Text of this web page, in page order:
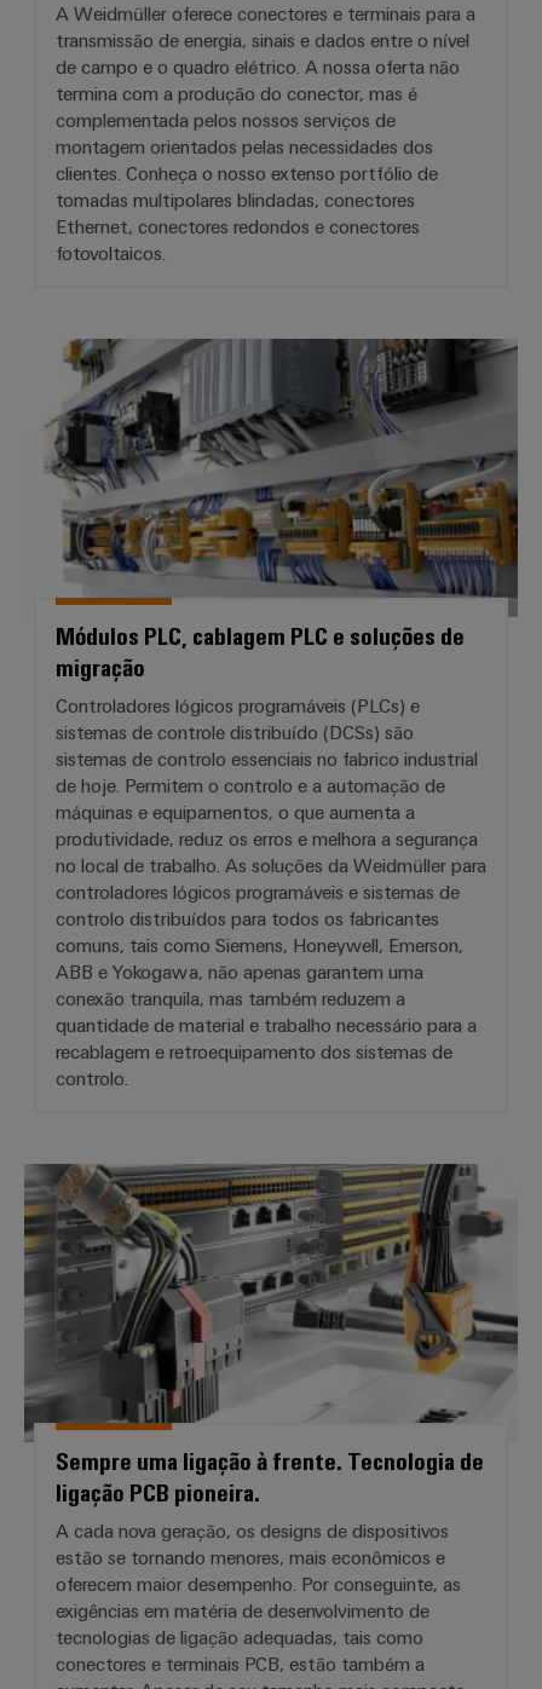
A Weidmüller oferece conectores e terminais para a
transmissão de energia, sinais e dados entre o nível
de campo e o quadro elétrico. A nossa oferta não
termina com a produção do conector, mas é
complementada pelos nossos serviços de
montagem orientados pelas necessidades dos
clientes. Conheça o nosso extenso portfólio de
tomadas multipolares blindadas, conectores
Ethernet, conectores redondos e conectores
fotovoltaicos.
Módulos PLC, cablagem PLC e
Módulos PLC, cablagem PLC e soluções de
migração
Controladores lógicos programáveis (PLCs) e
sistemas de controle distribuído (DCSs) são
sistemas de controlo essenciais no fabrico industrial
de hoje. Permitem o controlo e a automação de
máquinas e equipamentos, o que aumenta a
produtividade, reduz os erros e melhora a segurança
no local de trabalho. As soluções da Weidmüller para
controladores lógicos programáveis e sistemas de
controlo distribuídos para todos os fabricantes
comuns, tais como Siemens, Honeywell, Emerson,
ABB e Yokogawa, não apenas garantem uma
conexão tranquila, mas também reduzem a
quantidade de material e trabalho necessário para a
recablagem e retroequipamento dos sistemas de
controlo.
Sempre uma ligação à frente.
Sempre uma ligação à frente. Tecnologia de
ligação PCB pioneira.
A cada nova geração, os designs de dispositivos
estão se tornando menores, mais econômicos e
oferecem maior desempenho. Por conseguinte, as
exigências em matéria de desenvolvimento de
tecnologias de ligação adequadas, tais como
conectores e terminais PCB, estão também a